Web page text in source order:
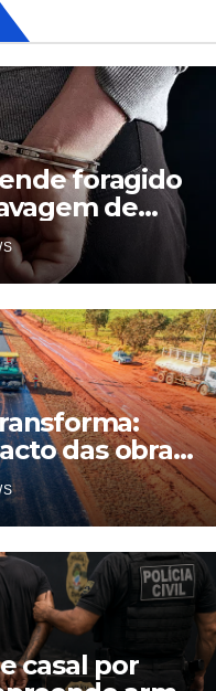
foragido
de
das obras
e
em MS
casal por